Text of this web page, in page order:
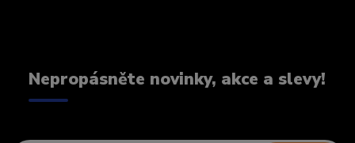
Nepropásněte novinky, akce a slevy!